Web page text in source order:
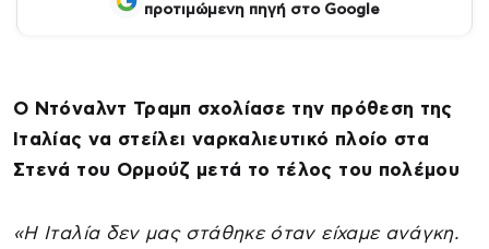
προτιμώμενη πηγή στο Google
Ο Ντόναλντ Τραμπ σχολίασε την πρόθεση της
Ιταλίας να στείλει ναρκαλιευτικό πλοίο στα
Στενά του Ορμούζ μετά το τέλος του πολέμου
«Η Ιταλία δεν μας στάθηκε όταν είχαμε ανάγκη.